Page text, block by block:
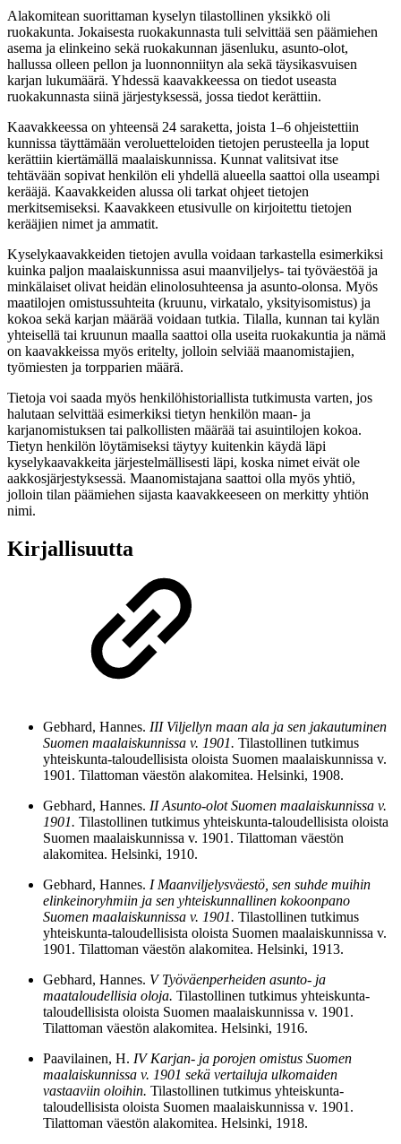
Alakomitean suorittaman kyselyn tilastollinen yksikkö oli
ruokakunta. Jokaisesta ruokakunnasta tuli selvittää sen päämiehen
asema ja elinkeino sekä ruokakunnan jäsenluku, asunto-olot,
hallussa olleen pellon ja luonnonniityn ala sekä täysikasvuisen
karjan lukumäärä. Yhdessä kaavakkeessa on tiedot useasta
ruokakunnasta siinä järjestyksessä, jossa tiedot kerättiin.
Kaavakkeessa on yhteensä 24 saraketta, joista 1–6 ohjeistettiin
kunnissa täyttämään veroluetteloiden tietojen perusteella ja loput
kerättiin kiertämällä maalaiskunnissa. Kunnat valitsivat itse
tehtävään sopivat henkilön eli yhdellä alueella saattoi olla useampi
kerääjä. Kaavakkeiden alussa oli tarkat ohjeet tietojen
merkitsemiseksi. Kaavakkeen etusivulle on kirjoitettu tietojen
kerääjien nimet ja ammatit.
Kyselykaavakkeiden tietojen avulla voidaan tarkastella esimerkiksi
kuinka paljon maalaiskunnissa asui maanviljelys- tai työväestöä ja
minkälaiset olivat heidän elinolosuhteensa ja asunto-olonsa. Myös
maatilojen omistussuhteita (kruunu, virkatalo, yksityisomistus) ja
kokoa sekä karjan määrää voidaan tutkia. Tilalla, kunnan tai kylän
yhteisellä tai kruunun maalla saattoi olla useita ruokakuntia ja nämä
on kaavakkeissa myös eritelty, jolloin selviää maanomistajien,
työmiesten ja torpparien määrä.
Tietoja voi saada myös henkilöhistoriallista tutkimusta varten, jos
halutaan selvittää esimerkiksi tietyn henkilön maan- ja
karjanomistuksen tai palkollisten määrää tai asuintilojen kokoa.
Tietyn henkilön löytämiseksi täytyy kuitenkin käydä läpi
kyselykaavakkeita järjestelmällisesti läpi, koska nimet eivät ole
aakkosjärjestyksessä. Maanomistajana saattoi olla myös yhtiö,
jolloin tilan päämiehen sijasta kaavakkeeseen on merkitty yhtiön
nimi.
Kirjallisuutta
Gebhard, Hannes. III Viljellyn maan ala ja sen jakautuminen
Suomen maalaiskunnissa v. 1901. Tilastollinen tutkimus
yhteiskunta-taloudellisista oloista Suomen maalaiskunnissa v.
1901. Tilattoman väestön alakomitea. Helsinki, 1908.
Gebhard, Hannes. II Asunto-olot Suomen maalaiskunnissa v.
1901. Tilastollinen tutkimus yhteiskunta-taloudellisista oloista
Suomen maalaiskunnissa v. 1901. Tilattoman väestön
alakomitea. Helsinki, 1910.
Gebhard, Hannes. I Maanviljelysväestö, sen suhde muihin
elinkeinoryhmiin ja sen yhteiskunnallinen kokoonpano
Suomen maalaiskunnissa v. 1901. Tilastollinen tutkimus
yhteiskunta-taloudellisista oloista Suomen maalaiskunnissa v.
1901. Tilattoman väestön alakomitea. Helsinki, 1913.
Gebhard, Hannes. V Työväenperheiden asunto- ja
maataloudellisia oloja. Tilastollinen tutkimus yhteiskunta-
taloudellisista oloista Suomen maalaiskunnissa v. 1901.
Tilattoman väestön alakomitea. Helsinki, 1916.
Paavilainen, H. IV Karjan- ja porojen omistus Suomen
maalaiskunnissa v. 1901 sekä vertailuja ulkomaiden
vastaaviin oloihin. Tilastollinen tutkimus yhteiskunta-
taloudellisista oloista Suomen maalaiskunnissa v. 1901.
Tilattoman väestön alakomitea. Helsinki, 1918.